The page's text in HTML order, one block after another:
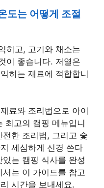
도는 어떻게 조절
히고, 고기와 채소는
이 좋습니다. 저열은
히는 재료에 적합합니
료와 조리법으로 아이
최고의 캠핑 메뉴입니
한 조리법, 그리고 숯
세심하게 신경 쓴다
는 캠핑 식사를 완성
는 이 가이드를 참고
시간을 보내세요.